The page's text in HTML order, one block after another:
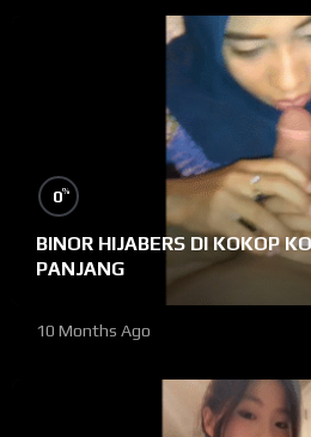
0%
BINOR HIJABERS DI KOKOP
PANJANG
10 Months Ago